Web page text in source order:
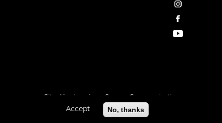
Site développé par Spargo Communications
Accept No, thanks